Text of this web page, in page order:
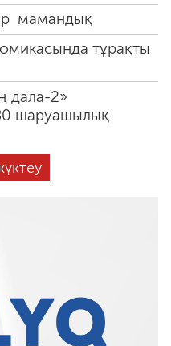
мамандық
тұрақты
дала-2»
шаруашылық